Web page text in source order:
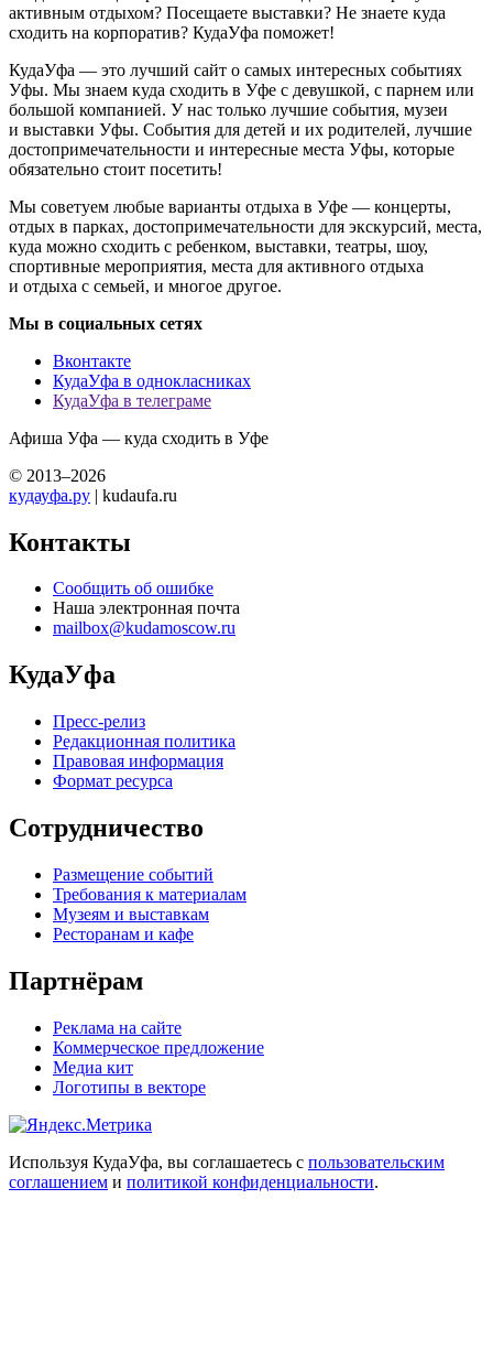
активным отдыхом? Посещаете выставки? Не знаете куда
сходить на корпоратив? КудаУфа поможет!
КудаУфа — это лучший сайт о самых интересных событиях
Уфы. Мы знаем куда сходить в Уфе с девушкой, с парнем или
большой компанией. У нас только лучшие события, музеи
и выставки Уфы. События для детей и их родителей, лучшие
достопримечательности и интересные места Уфы, которые
обязательно стоит посетить!
Мы советуем любые варианты отдыха в Уфе — концерты,
отдых в парках, достопримечательности для экскурсий, места,
куда можно сходить с ребенком, выставки, театры, шоу,
спортивные мероприятия, места для активного отдыха
и отдыха с семьей, и многое другое.
Мы в социальных сетях
Вконтакте
КудаУфа в однокласниках
КудаУфа в телеграме
Афиша Уфа — куда сходить в Уфе
© 2013–2026
кудауфа.ру | kudaufa.ru
Контакты
Сообщить об ошибке
Наша электронная почта
mailbox@kudamoscow.ru
КудаУфа
Пресс-релиз
Редакционная политика
Правовая информация
Формат ресурса
Сотрудничество
Размещение событий
Требования к материалам
Музеям и выставкам
Ресторанам и кафе
Партнёрам
Реклама на сайте
Коммерческое предложение
Медиа кит
Логотипы в векторе
Используя КудаУфа, вы соглашаетесь с пользовательским
соглашением и политикой конфиденциальности.